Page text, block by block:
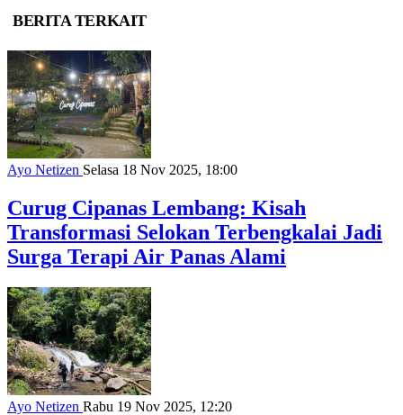
BERITA TERKAIT
Ayo Netizen Selasa 18 Nov 2025, 18:00
Curug Cipanas Lembang: Kisah
Transformasi Selokan Terbengkalai Jadi
Surga Terapi Air Panas Alami
Ayo Netizen Rabu 19 Nov 2025, 12:20